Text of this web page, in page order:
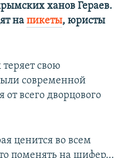
ханов Гераев.
напикеты, юристы
свою
современной
от всего дворцового
ценится во всем
поменять на шифер…